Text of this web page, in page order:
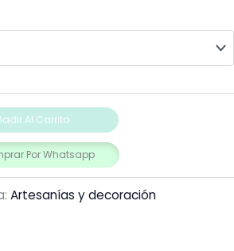
Al Carrito
Por Whatsapp
Artesanías y decoración